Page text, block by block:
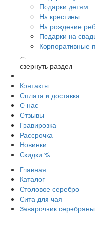
Подарки детям
На крестины
На рождение
Подарки на
Корпоративные
︿
свернуть раздел
Контакты
Оплата и доставка
О нас
Отзывы
Гравировка
Рассрочка
Новинки
Скидки %
Главная
Каталог
Столовое серебро
Сита для чая
Заварочник